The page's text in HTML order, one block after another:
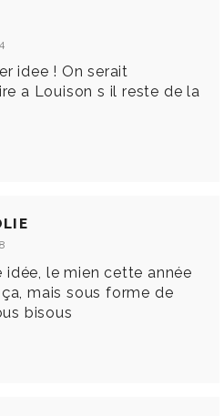
idee ! On serait
a Louison s il reste de la
le mien cette année
mais sous forme de
bisous